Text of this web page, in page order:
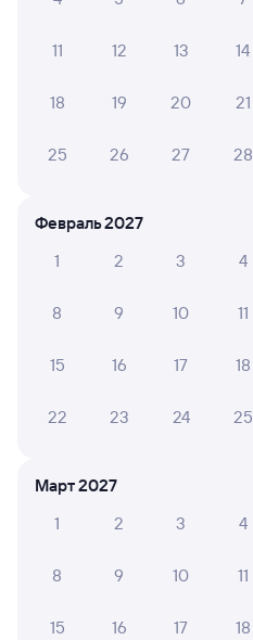
379С Проходящий
Новопавловск
22:31
Дни следования
Найдём билет на поезд за вас
Искать билеты
11 12 13 14
18 19 20 21
25 26 27 28
Февраль 2027
1
2 3 4
8 9 10 11
15 16 17 18
22 23 24 25
Март 2027
1
2 3 4
8 9 10 11
15 16 17 18